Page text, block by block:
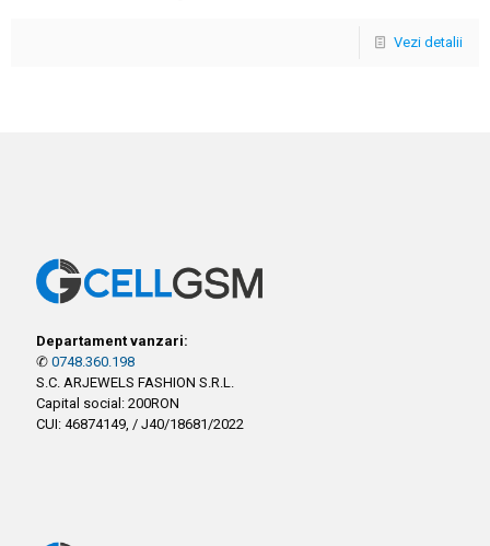
Vezi detalii
Departament vanzari:
✆ 0748.360.198
S.C. ARJEWELS FASHION S.R.L.
Capital social: 200RON
CUI: 46874149, / J40/18681/2022